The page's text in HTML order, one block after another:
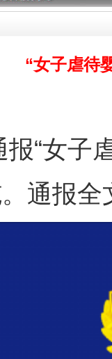
“女子虐待
女子虐
通报全